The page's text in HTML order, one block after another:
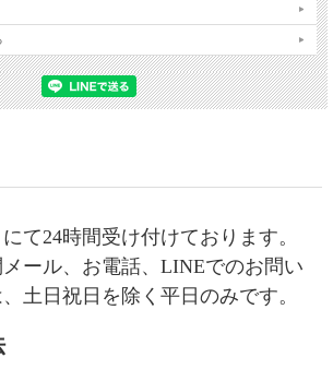
て24時間受け付けております。
ール、お電話、LINEでのお問い
土日祝日を除く平日のみです。